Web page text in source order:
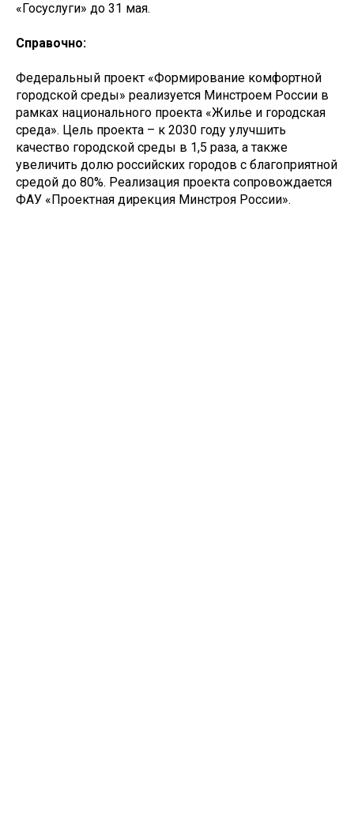
«Госуслуги» до 31 мая.
Справочно:
Федеральный проект «Формирование комфортной
городской среды» реализуется Минстроем России в
рамках национального проекта «Жилье и городская
среда». Цель проекта – к 2030 году улучшить
качество городской среды в 1,5 раза, а также
увеличить долю российских городов с благоприятной
средой до 80%. Реализация проекта сопровождается
ФАУ «Проектная дирекция Минстроя России».